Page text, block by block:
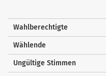
Wahlberechtigte
Wählende
Ungültige Stimmen